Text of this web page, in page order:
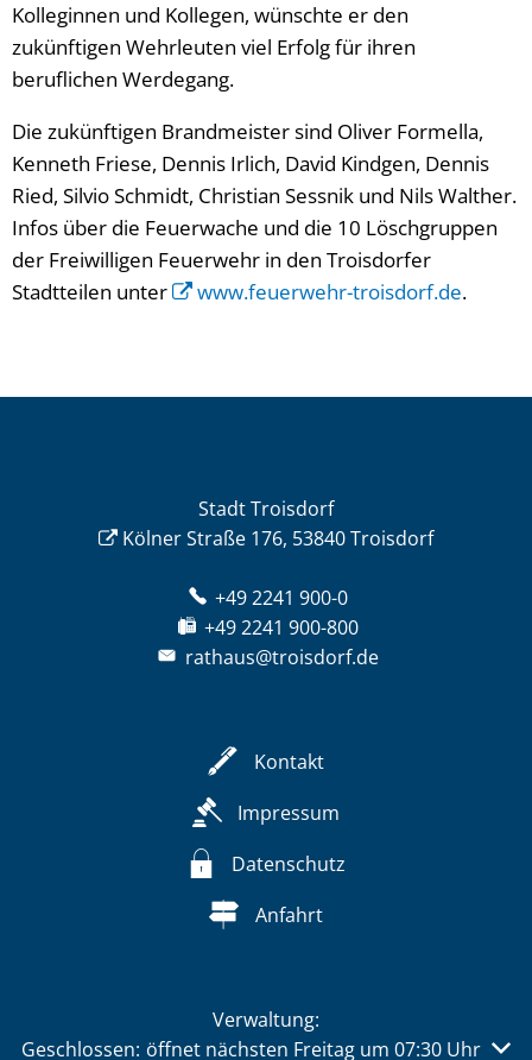
Kolleginnen und Kollegen, wünschte er den
zukünftigen Wehrleuten viel Erfolg für ihren
beruflichen Werdegang.
Die zukünftigen Brandmeister sind Oliver Formella,
Kenneth Friese, Dennis Irlich, David Kindgen, Dennis
Ried, Silvio Schmidt, Christian Sessnik und Nils Walther.
Infos über die Feuerwache und die 10 Löschgruppen
der Freiwilligen Feuerwehr in den Troisdorfer
Stadtteilen unter
www.feuerwehr-troisdorf.de.
Stadt Troisdorf
Kölner Straße 176, 53840 Troisdorf
+49 2241 900-0
+49 2241 900-800
rathaus@troisdorf.de
Kontakt
Impressum
Datenschutz
Anfahrt
Verwaltung:
Klicken, um weitere Öffnungs- oder Schließzeiten
Geschlossen: öffnet nächsten Freitag um 07:30 Uhr